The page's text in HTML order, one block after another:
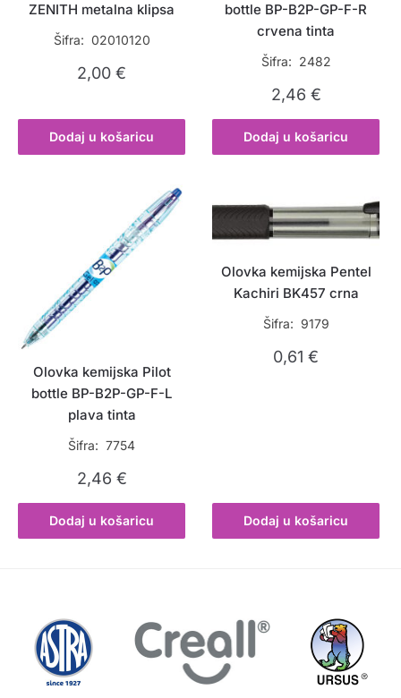
ZENITH metalna klipsa
Šifra: 02010120
2,00€
Dodaj u košaricu
bottle BP-B2P-GP-F-R
crvena tinta
Šifra: 2482
2,46 €
Dodaj u košaricu
Olovka kemijska Pilot
bottle BP-B2P-GP-F-L
plava tinta
Šifra: 7754
2,46 €
Dodaj u košaricu
Olovka kemijska Pentel
Kachiri BK457 crna
Šifra: 9179
0,61€
Dodaj u košaricu